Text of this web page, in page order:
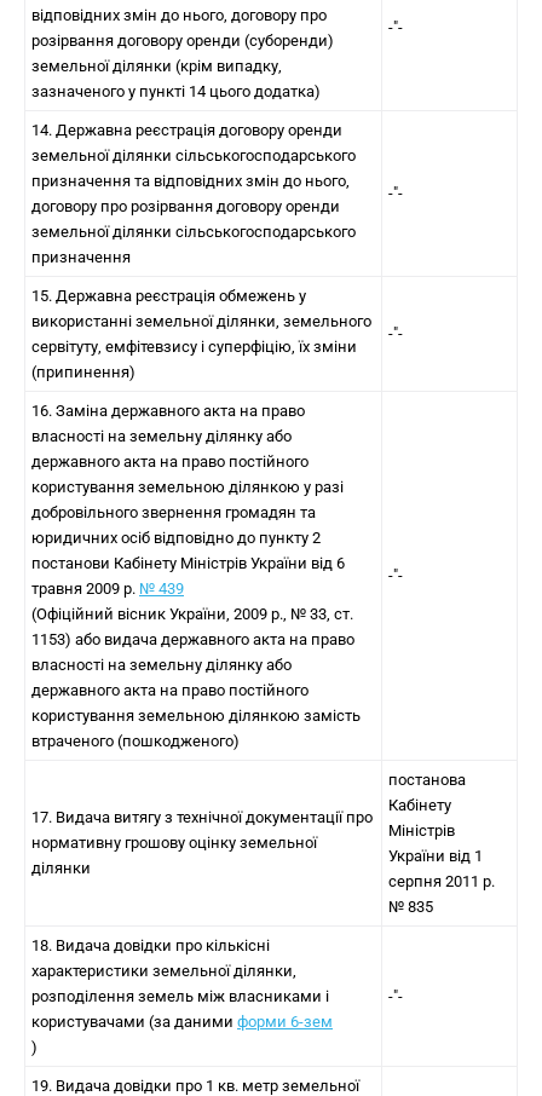
відповідних змін до нього, договору про
розірвання договору оренди (суборенди)
земельної ділянки (крім випадку,
зазначеного у пункті 14 цього додатка)
-"-
14. Державна реєстрація договору оренди
земельної ділянки сільськогосподарського
призначення та відповідних змін до нього,
договору про розірвання договору оренди
земельної ділянки сільськогосподарського
призначення
-"-
15. Державна реєстрація обмежень у
використанні земельної ділянки, земельного
сервітуту, емфітевзису і суперфіцію, їх зміни
(припинення)
-"-
16. Заміна державного акта на право
власності на земельну ділянку або
державного акта на право постійного
користування земельною ділянкою у разі
добровільного звернення громадян та
юридичних осіб відповідно до пункту 2
постанови Кабінету Міністрів України від 6
травня 2009 р. № 439
(Офіційний вісник України, 2009 р., № 33, ст.
1153) або видача державного акта на право
власності на земельну ділянку або
державного акта на право постійного
користування земельною ділянкою замість
втраченого (пошкодженого)
-"-
17. Видача витягу з технічної документації про
нормативну грошову оцінку земельної
ділянки
постанова
Кабінету
Міністрів
України від 1
серпня 2011 р.
№ 835
18. Видача довідки про кількісні
характеристики земельної ділянки,
розподілення земель між власниками і
користувачами (за даними форми 6-зем
)
-"-
19. Видача довідки про 1 кв. метр земельної